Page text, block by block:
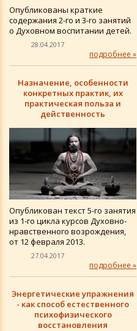
Опубликованы краткие
содержания 2-го и 3-го занятий
о Духовном воспитании детей.
28.04.2017
подробнее »
Назначение, особенности
конкретных практик, их
практическая польза и
действенность
Опубликован текст 5-го занятия
из 1-го цикла курсов Духовно-
нравственного возрождения,
от 12 февраля 2013.
27.04.2017
подробнее »
Энергетические упражнения
- как способ естественного
психофизического
восстановления